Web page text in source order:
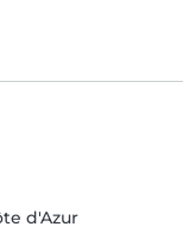
d'Azur